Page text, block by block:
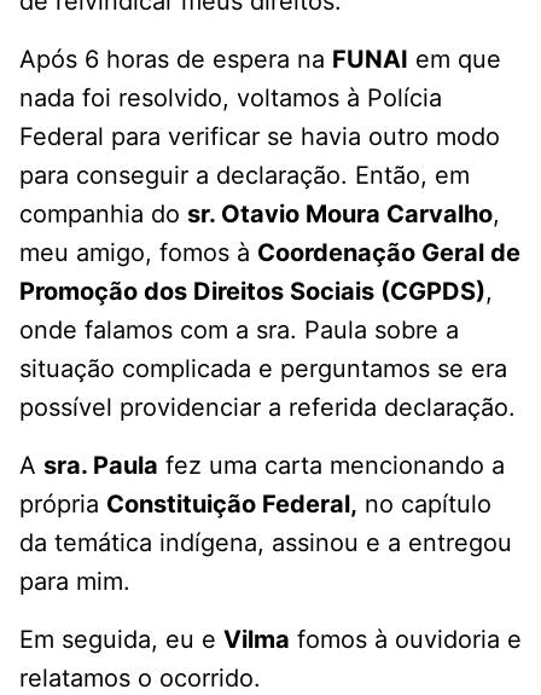
Após 6 horas de espera na FUNAI em que
nada foi resolvido, voltamos à Polícia
Federal para verificar se havia outro modo
para conseguir a declaração. Então, em
companhia do sr. Otavio Moura Carvalho,
meu amigo, fomos à Coordenação Geral de
Promoção dos Direitos Sociais (CGPDS),
onde falamos com a sra. Paula sobre a
situação complicada e perguntamos se era
possível providenciar a referida declaração.
A sra. Paula fez uma carta mencionando a
própria Constituição Federal, no capítulo
da temática indígena, assinou e a entregou
para mim.
Em seguida, eu e Vilma fomos à ouvidoria e
relatamos o ocorrido.